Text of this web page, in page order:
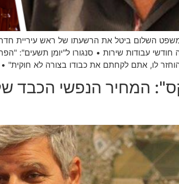
השלום ביטל את הרשעתו של ראש עיריית
עבודות שירות • סנגורו ל"יומן תשעים":
לו, אתם לקחתם את כבודו בצורה לא חוקית" •
המחיר הנפשי הכבד